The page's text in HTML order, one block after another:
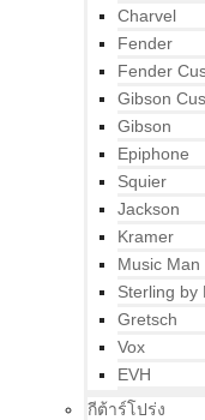
Charvel
Fender
Fender
Gibson
Gibson
Epiphone
Squier
Jackson
Kramer
Music Man
Sterling by
Gretsch
Vox
EVH
กีต้าร์โปร่ง